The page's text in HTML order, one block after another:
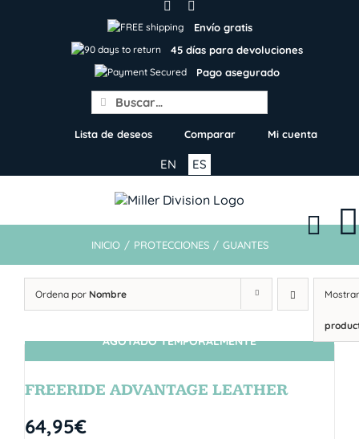
Envío gratis
45 días para devoluciones
Pago asegurado
Search
for:
Lista de deseos Comparar Mi cuenta
ES
EN
INICIO / PROTECCIONES / GUANTES
Ordena por Nombre
SIN STOCK
AGOTADO TEMPORALMENTE
FREERIDE ADVANTAGE LEATHER
64,95€